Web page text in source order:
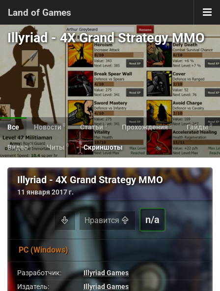
Land of Games
Illyriad - 4X Grand Strategy MMO
Все Новости 0 Статьи 0 Прохождения 0 Гайды 0
Видео 0 Читы 0 Скриншоты
Illyriad - 4X Grand Strategy MMO
11 января 2017 г.
Нравится n/a
PC (Windows)
Разработчик:
Illyriad Games
Издатель:
Illyriad Games